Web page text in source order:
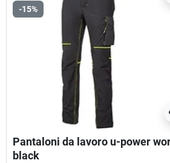
-15%
Pantaloni da lavoro u-power
black